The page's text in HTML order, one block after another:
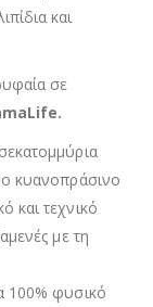
και
σε
κυανοπράσινο
και τεχνικό
με τη
100% φυσικό